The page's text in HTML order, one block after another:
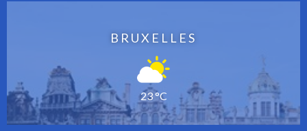
BRUXELLES
23 °C